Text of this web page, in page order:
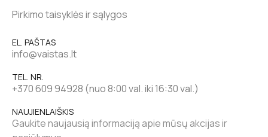
Pirkimo taisyklės ir sąlygos
EL. PAŠTAS
info@vaistas.lt
TEL. NR.
+370 609 94928 (nuo 8:00 val. iki 16:30 val.)
NAUJIENLAIŠKIS
Gaukite naujausią informaciją apie mūsų akcijas ir